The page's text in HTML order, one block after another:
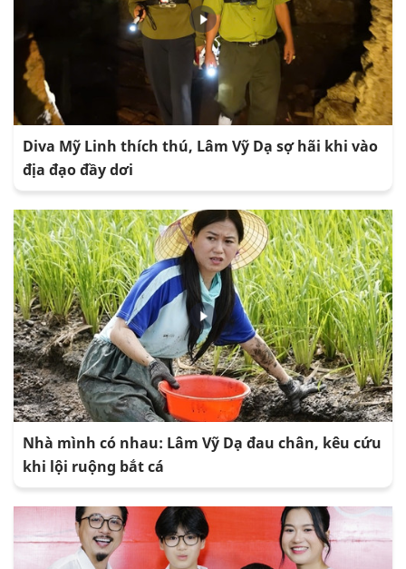
Diva Mỹ Linh thích thú, Lâm Vỹ Dạ sợ hãi khi vào
địa đạo đầy dơi
Nhà mình có nhau: Lâm Vỹ Dạ đau chân, kêu cứu
khi lội ruộng bắt cá